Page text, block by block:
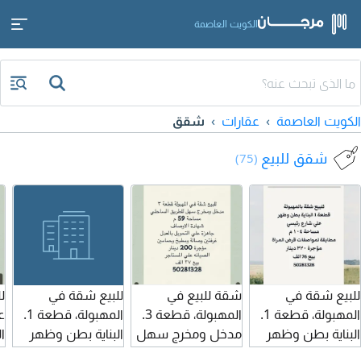
الكويت العاصمة
الكويت العاصمة عقارات شقق
شقق للبيع (75)
للبيع شقة في
المهبولة، قطعة 1.
البناية بطن وظهر
على شارع رئيسي.
شقة للبيع في
المهبولة، قطعة 3.
مدخل ومخرج سهل
إلى الطريق الساحلي.
للبيع شقة في
المهبولة، قطعة 1.
البناية بطن وظهر
على شارع رئيسي.